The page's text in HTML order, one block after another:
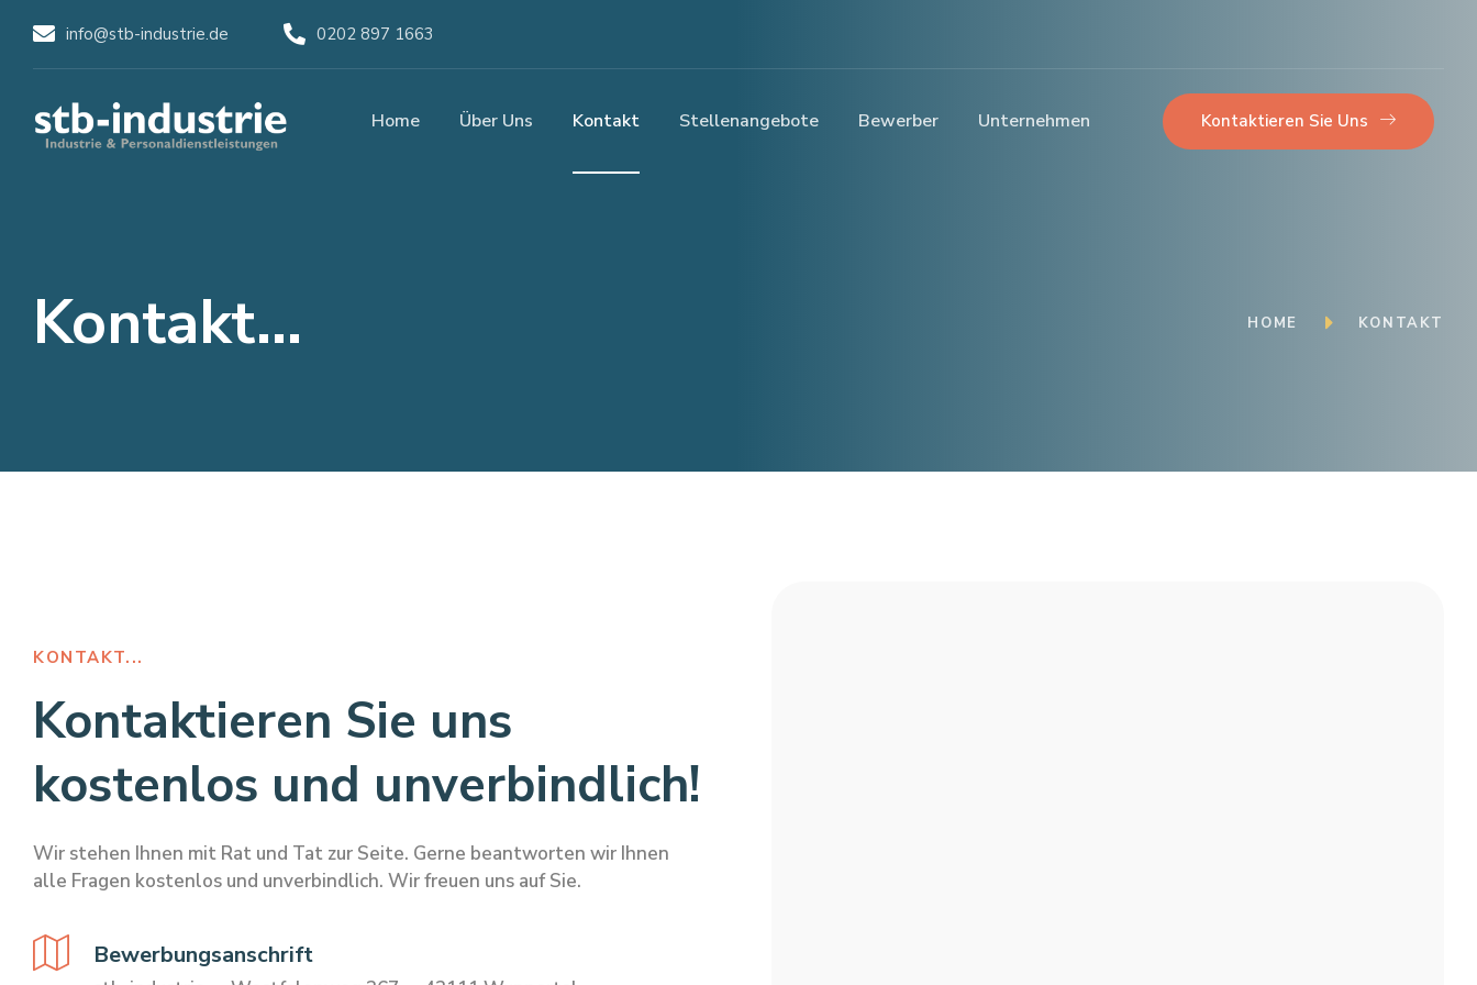
info@stb-industrie.de 0202 897 1663
Home Über Uns Kontakt Stellenangebote Bewerber Unternehmen Kontaktieren Sie Uns
Kontakt... HOME KONTAKT
KONTAKT...
Kontaktieren Sie uns
kostenlos und unverbindlich!
Wir stehen Ihnen mit Rat und Tat zur Seite. Gerne beantworten wir Ihnen
alle Fragen kostenlos und unverbindlich. Wir freuen uns auf Sie.
Bewerbungsanschrift